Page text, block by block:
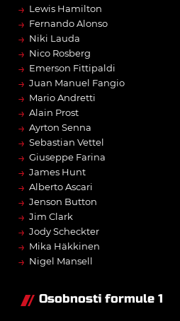
→ Lewis Hamilton
→ Fernando Alonso
→ Niki Lauda
→ Nico Rosberg
→ Emerson Fittipaldi
→ Juan Manuel Fangio
→ Mario Andretti
→ Alain Prost
→ Ayrton Senna
→ Sebastian Vettel
→ Giuseppe Farina
→ James Hunt
→ Alberto Ascari
→ Jenson Button
→ Jim Clark
→ Jody Scheckter
→ Mika Häkkinen
→ Nigel Mansell
Osobnosti formule 1